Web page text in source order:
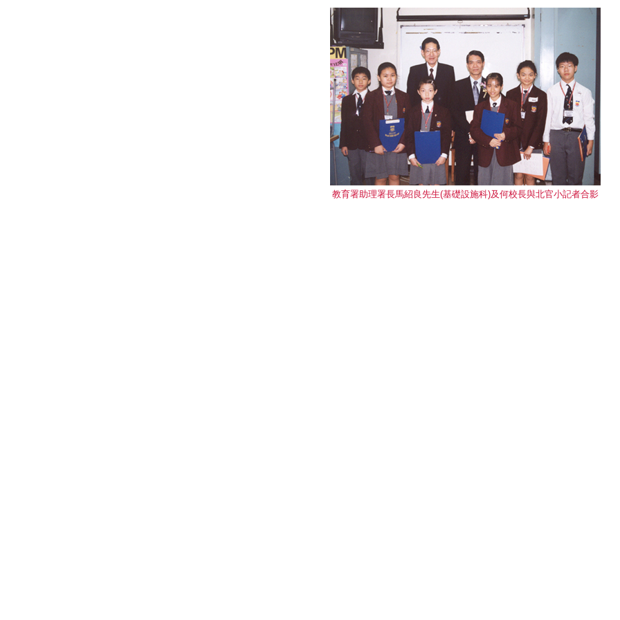
教育署助理署長馬紹良先生(基礎設施科)及何校長與北官小記者合影